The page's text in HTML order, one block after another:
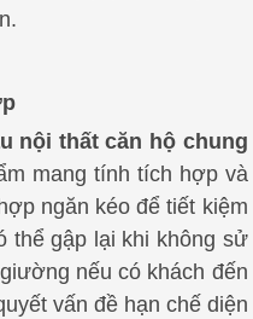
nội thất căn hộ chung
mang tính tích hợp và
ngăn kéo để tiết kiệm
thể gập lại khi không sử
nếu có khách đến
vấn đề hạn chế diện